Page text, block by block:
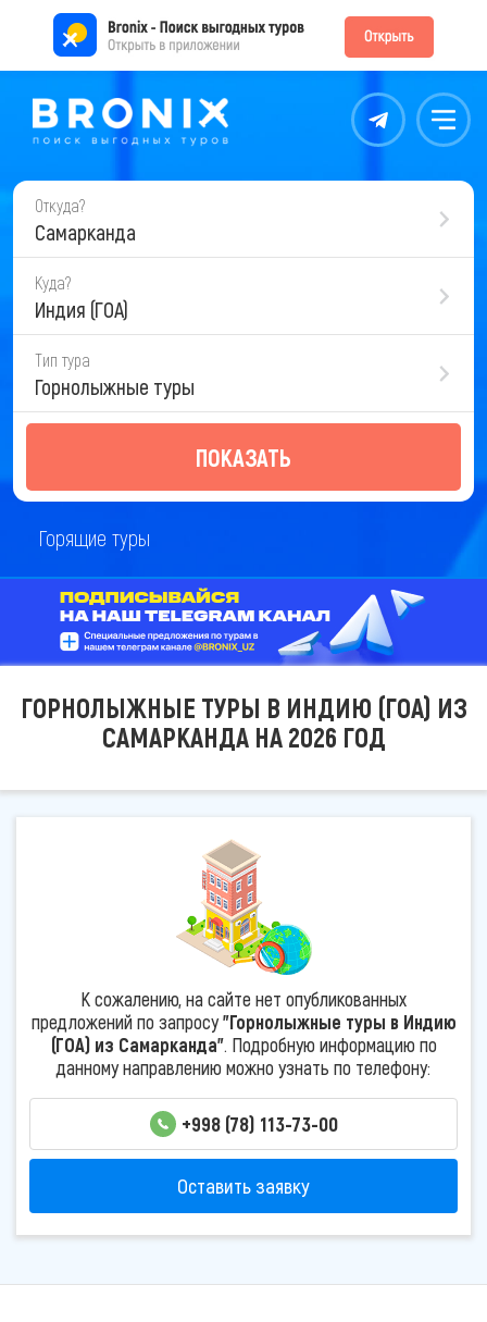
Контакты Меню
Откуда?
Самарканда
Куда?
Индия (ГОА)
Тип тура
Горнолыжные туры
ПОКАЗАТЬ
Горящие туры
ГОРНОЛЫЖНЫЕ ТУРЫ В ИНДИЮ (ГОА) ИЗ
САМАРКАНДА НА 2026 ГОД
К сожалению, на сайте нет опубликованных
предложений по запросу"Горнолыжные туры в Индию
(ГОА) из Самарканда". Подробную информацию по
данному направлению можно узнать по телефону:
+998 (78) 113-73-00
Оставить заявку